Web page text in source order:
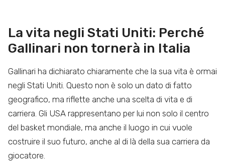
La vita negli Stati Uniti: Perché
Gallinari non tornerà in Italia
Gallinari ha dichiarato chiaramente che la sua vita è ormai
negli Stati Uniti. Questo non è solo un dato di fatto
geografico, ma riflette anche una scelta di vita e di
carriera. Gli USA rappresentano per lui non solo il centro
del basket mondiale, ma anche il luogo in cui vuole
costruire il suo futuro, anche al di là della sua carriera da
giocatore.